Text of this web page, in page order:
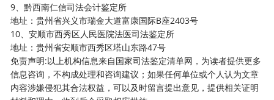
9、黔西南仁信司法会计鉴定所
地址：贵州省兴义市瑞金大道富康国际B座2403号
10、安顺市西秀区人民医院法医司法鉴定所
地址：贵州省安顺市西秀区塔山东路47号
免责声明:以上机构信息来自国家司法鉴定清单网，为读者提供更多
信息咨询，不构成处理和咨询建议；如果任何单位或个人认为文章
内容涉嫌侵犯其合法权益，可以及时留言提出意见，提供相关证明